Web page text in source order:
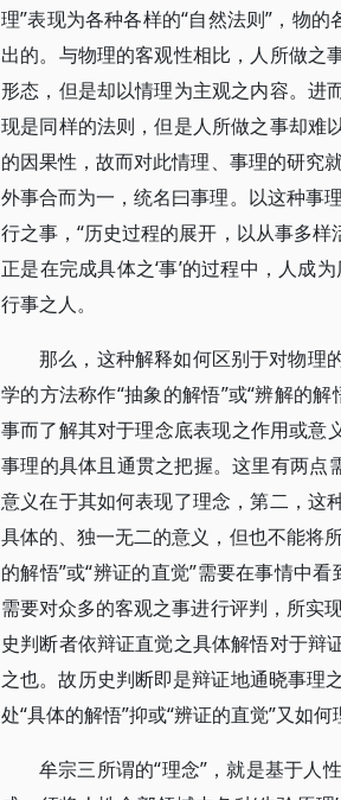
理”表现为各种各样的“自然法则”，物
出的。与物理的客观性相比，人所做之
形态，但是却以情理为主观之内容。进
现是同样的法则，但是人所做之事却难
的因果性，故而对此情理、事理的研
外事合而为一，统名曰事理。以这种
行之事，“历史过程的展开，以从事多
正是在完成具体之‘事’的过程中，人
行事之人。
那么，这种解释如何区别于对物理
学的方法称作“抽象的解悟”或“辨解的
事而了解其对于理念底表现之作用或意
事理的具体且通贯之把握。这里有两点
意义在于其如何表现了理念，第二，这
具体的、独一无二的意义，但也不能将
的解悟”或“辨证的直觉”需要在事情中
需要对众多的客观之事进行评判，所
史判断者依辩证直觉之具体解悟对于辩
之也。故历史判断即是辩证地通晓事
处“具体的解悟”抑或“辨证的直觉”又如何
牟宗三所谓的“理念”，就是基于人